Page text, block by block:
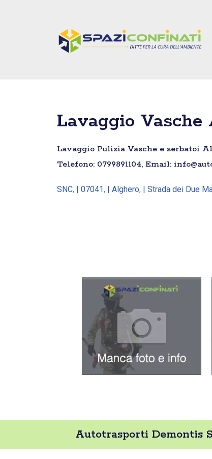
Lavaggio
Lavaggio Pulizia Vasche e serbatoi
Telefono: 0799891104, Email:
SNC, | 07041, | Alghero, | Strada dei Due
Autotrasporti Demontis